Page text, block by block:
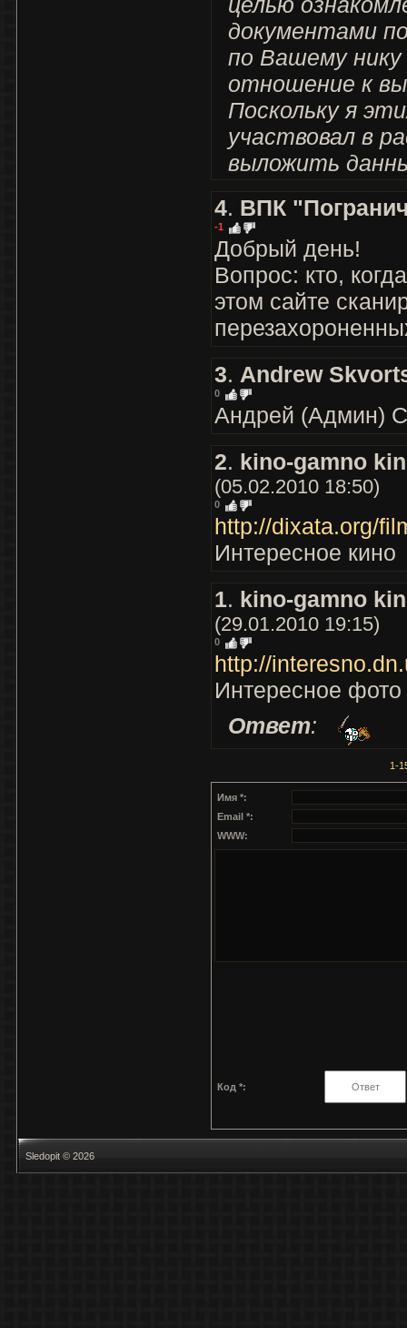
документами
по Вашему
отношение к
Поскольку я
участвовал в
выложить
4. ВПК
-1
Добрый день!
Вопрос: кто,
этом сайте
3. Andrew
0
Андрей (Админ)
2. kino-gamno
(05.02.2010 18:50)
0
http://dixata.org/
Интересное кино
1. kino-gamno
(29.01.2010 19:15)
0
http://
Интересное фото
Ответ:
1-
Имя *:
Email *:
WWW:
Код *:
Sledopit © 2026